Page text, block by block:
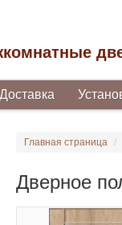
Доставка
Главная страница
Дверное